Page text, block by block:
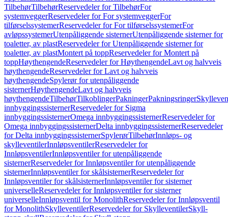
TilbehørTilbehørReservedeler for TilbehørFor
systemveggerReservedeler for For systemveggerFor
tilførselssystemerReservedeler for For tilførselssystemerFor
avløpssystemerUtenpåliggende sisternerUtenpåliggende sisterner for
toaletter, av plastReservedeler for Utenpåliggende sisterner for
toaletter, av plastMontert på toppReservedeler for Montert på
toppHøythengendeReservedeler for HøythengendeLavt og halvveis
høythengendeReservedeler for Lavt og halvveis
høythengendeSpylerør for utenpåliggende
sisternerHøythengendeLavt og halvveis
høythengendeTilbehørTilkoblingerPakningerPakningsringer
innbyggingssisternerReservedeler for Sigma
innbyggingssisternerOmega innbyggingssisternerReservedeler for
Omega innbyggingssisternerDelta innbyggingssisternerReservedeler
for Delta innbyggingssisternerSpylerørTilbehørInnløps- og
skylleventilerInnløpsventilerReservedeler for
InnløpsventilerInnløpsventiler for utenpåliggende
sisternerReservedeler for Innløpsventiler for utenpåliggende
sisternerInnløpsventiler for skålsisternerReservedeler for
Innløpsventiler for skålsisternerInnløpsventiler for sisterner
universelleReservedeler for Innløpsventiler for sisterner
universelleInnløpsventil for MonolithReservedeler for Innløpsventil
for MonolithSkylleventilerReservedeler for SkylleventilerSkyll-